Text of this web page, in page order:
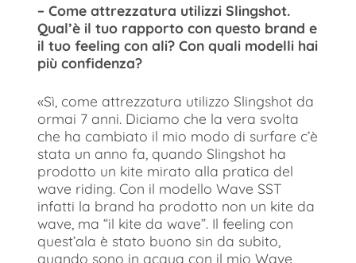
– Come attrezzatura utilizzi Slingshot.
Qual’è il tuo rapporto con questo brand e
il tuo feeling con ali? Con quali modelli hai
più confidenza?
«Sì, come attrezzatura utilizzo Slingshot da
ormai 7 anni. Diciamo che la vera svolta
che ha cambiato il mio modo di surfare c’è
stata un anno fa, quando Slingshot ha
prodotto un kite mirato alla pratica del
wave riding. Con il modello Wave SST
infatti la brand ha prodotto non un kite da
wave, ma “il kite da wave”. Il feeling con
quest’ala è stato buono sin da subito,
quando sono in acqua con il mio Wave